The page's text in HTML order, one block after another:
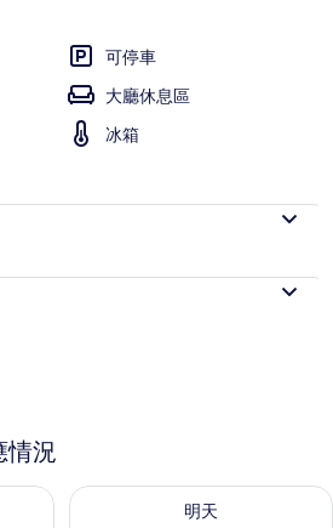
可停車
大廳休息區
冰箱
情況
供應情況
明天
查看明天 (8月 9 - 8月 10) 的供